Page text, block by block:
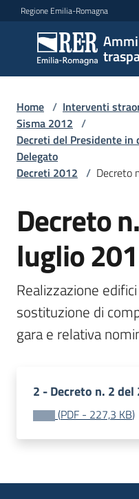
Vai al contenuto
Vai alla navigazione
Vai al footer
Regione Emilia-Romagna
Sottosezioni
Accesso
Home / Interventi
Sisma 2012 /
Decreti del Presidente
Delegato
Decreti 2012 / Decreto
Decreto
luglio
Realizzazione
sostituzione di
gara e relativa
2 - Decreto n. 2
(PDF - 227,3 KB)